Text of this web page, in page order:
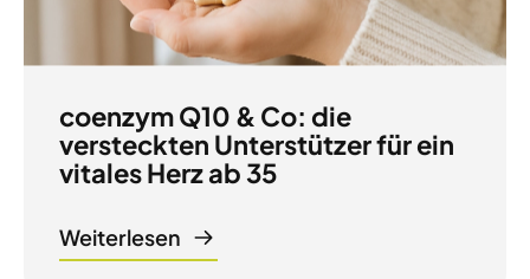
coenzym Q10 & Co: die
versteckten Unterstützer für ein
vitales Herz ab 35
Weiterlesen